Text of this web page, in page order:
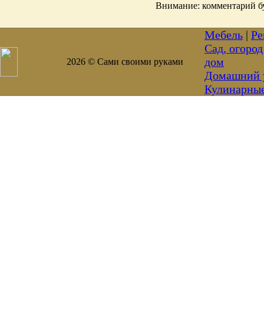
Внимание: комментарий
2026 © Сами своими руками
Мебель |
Сад, огород
дом
Домашний